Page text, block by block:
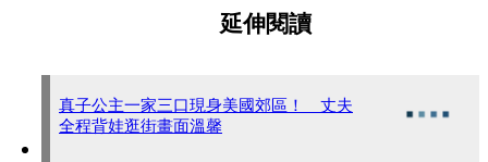
延伸閱讀
真子公主一家三口現身美國郊區！ 丈夫
全程背娃逛街畫面溫馨